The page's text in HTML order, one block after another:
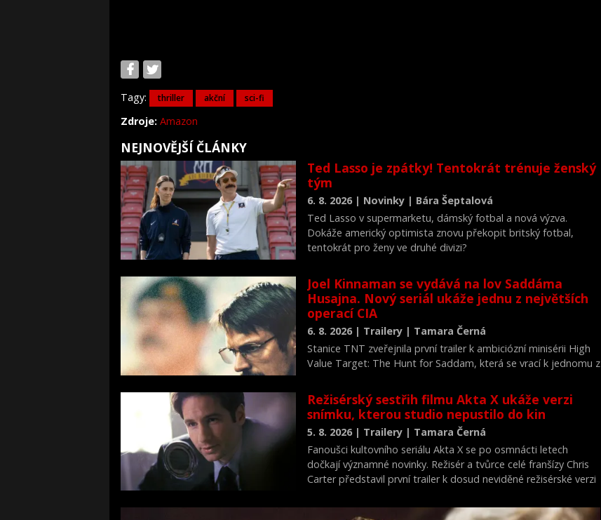
Tagy: thriller akční sci-fi
Zdroje: Amazon
NEJNOVĚJŠÍ ČLÁNKY
Ted Lasso je zpátky! Tentokrát trénuje ženský
tým
6. 8. 2026 | Novinky | Bára Šeptalová
Ted Lasso v supermarketu, dámský fotbal a nová výzva.
Dokáže americký optimista znovu překopit britský fotbal,
tentokrát pro ženy ve druhé divizi?
Joel Kinnaman se vydává na lov Saddáma
Husajna. Nový seriál ukáže jednu z největších
operací CIA
6. 8. 2026 | Trailery | Tamara Černá
Stanice TNT zveřejnila první trailer k ambiciózní minisérii High
Value Target: The Hunt for Saddam, která se vrací k jednomu z
Režisérský sestřih filmu Akta X ukáže verzi
snímku, kterou studio nepustilo do kin
5. 8. 2026 | Trailery | Tamara Černá
Fanoušci kultovního seriálu Akta X se po osmnácti letech
dočkají významné novinky. Režisér a tvůrce celé franšízy Chris
Carter představil první trailer k dosud neviděné režisérské verzi